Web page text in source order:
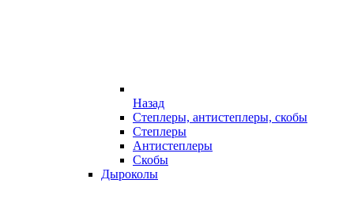
Назад
Степлеры, антистеплеры, скобы
Степлеры
Антистеплеры
Скобы
Дыроколы